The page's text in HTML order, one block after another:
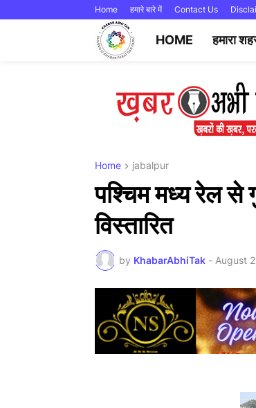
Home हमारे बारे में Contact Us
HOME हमारा
Home jabalpur
पश्चिम मध्य रेल
विस्‍तारित
by KhabarAbhiTak - August